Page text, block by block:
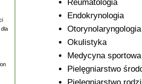
Reumatologia
Endokrynologia
Otorynolaryngologia
Okulistyka
Medycyna sportowa
Pielęgniarstwo